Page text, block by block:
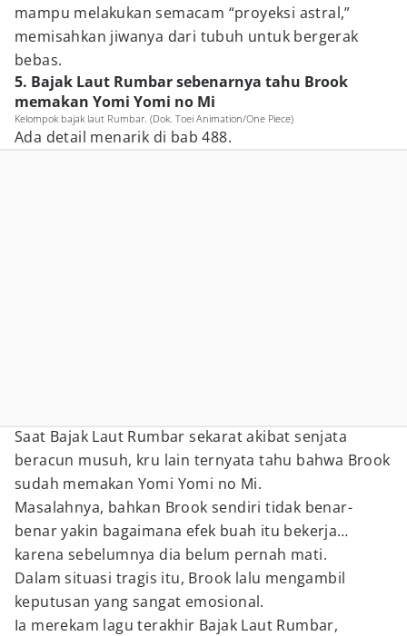
mampu melakukan semacam “proyeksi astral,”
memisahkan jiwanya dari tubuh untuk bergerak
bebas.
5. Bajak Laut Rumbar sebenarnya tahu Brook
memakan Yomi Yomi no Mi
Kelompok bajak laut Rumbar. (Dok. Toei Animation/One Piece)
Ada detail menarik di bab 488.
Saat Bajak Laut Rumbar sekarat akibat senjata
beracun musuh, kru lain ternyata tahu bahwa Brook
sudah memakan Yomi Yomi no Mi.
Masalahnya, bahkan Brook sendiri tidak benar-
benar yakin bagaimana efek buah itu bekerja…
karena sebelumnya dia belum pernah mati.
Dalam situasi tragis itu, Brook lalu mengambil
keputusan yang sangat emosional.
Ia merekam lagu terakhir Bajak Laut Rumbar,